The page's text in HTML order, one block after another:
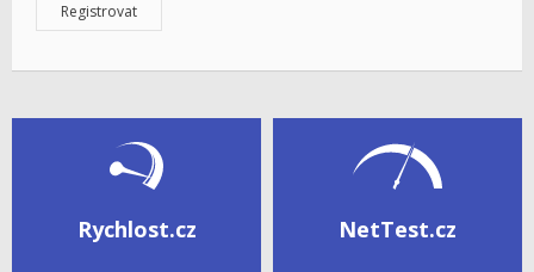
Registrovat
Rychlost.cz NetTest.cz